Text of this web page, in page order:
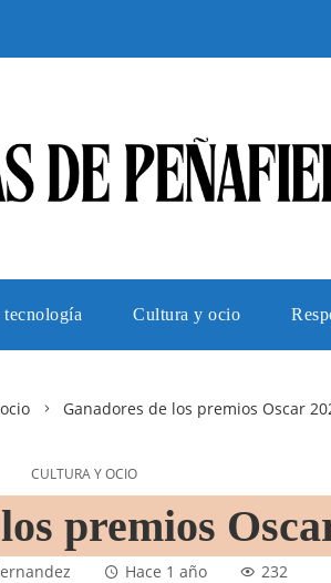
Cultura y ocio
Ganadores de los premios Oscar
CULTURA Y OCIO
premios
Hace 1 año 232